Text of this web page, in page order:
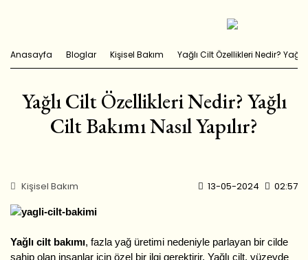
Anasayfa Bloglar Kişisel Bakım Yağlı Cilt Özellikleri Nedir? Yağlı
Yağlı Cilt Özellikleri Nedir? Yağlı
Cilt Bakımı Nasıl Yapılır?
Kişisel Bakım 13-05-2024 02:57
Yağlı cilt bakımı, fazla yağ üretimi nedeniyle parlayan bir cilde
sahip olan insanlar için özel bir ilgi gerektirir. Yağlı cilt, yüzeyde